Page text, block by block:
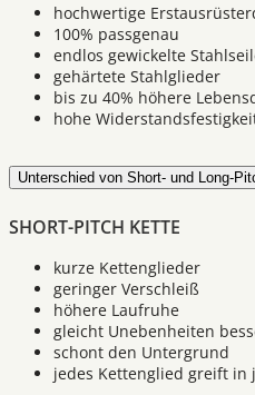
hochwertige
100% passgenau
endlos gewickelte
gehärtete Stahlglieder
bis zu 40% höhere
hohe
Unterschied von Short- und Long-
SHORT-PITCH KETTE
kurze Kettenglieder
geringer Verschleiß
höhere Laufruhe
gleicht Unebenheiten
schont den Untergrund
jedes Kettenglied greift in